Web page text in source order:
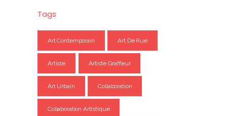
Tags
Art Contemporain Art De Rue
Artiste Artiste Graffeur
Art Urbain Collaboration
Collaboration Artistique